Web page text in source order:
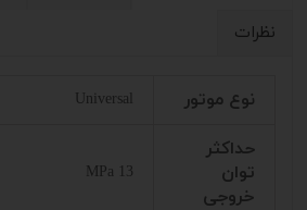
نظرات
نوع موتور Universal
حداکثر
توان
خروجی
13 MPa